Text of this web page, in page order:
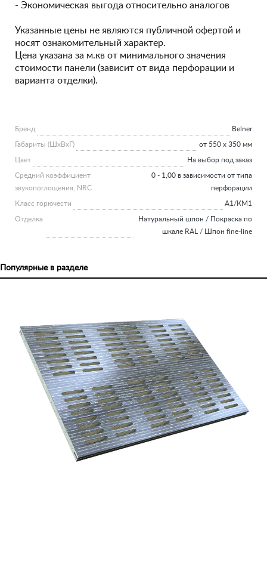
- Экономическая выгода относительно аналогов
Указанные цены не являются публичной офертой и
носят ознакомительный характер.
Цена указана за м.кв от минимального значения
стоимости панели (зависит от вида перфорации и
варианта отделки).
Бренд Belner
Габариты (ШхВхГ) от 550 х 350 мм
Цвет На выбор под заказ
Средний коэффициент
звукопоглощения, NRC
0 - 1,00 в зависимости от типа
перфорации
Класс горючести А1/КМ1
Отделка
Натуральный шпон / Покраска по
шкале RAL / Шпон fine-line
Популярные в разделе